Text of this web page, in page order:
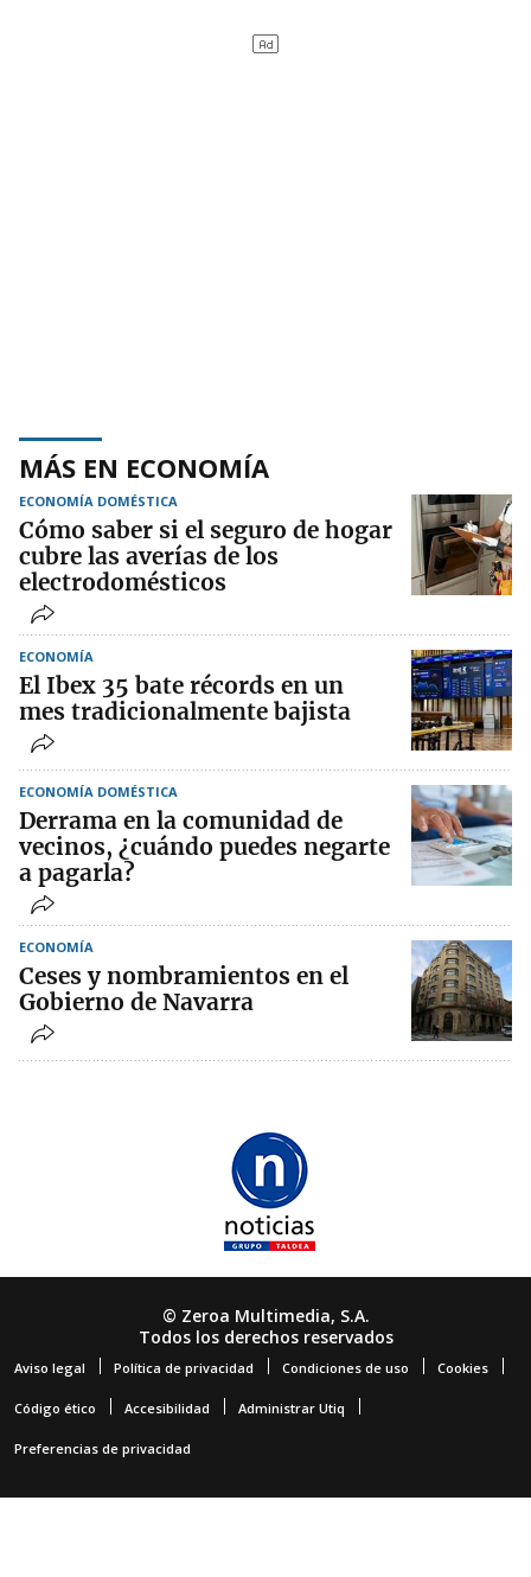
MÁS EN ECONOMÍA
ECONOMÍA DOMÉSTICA
Cómo saber si el seguro de hogar
cubre las averías de los
electrodomésticos
ECONOMÍA
El Ibex 35 bate récords en un
mes tradicionalmente bajista
ECONOMÍA DOMÉSTICA
Derrama en la comunidad de
vecinos, ¿cuándo puedes negarte
a pagarla?
ECONOMÍA
Ceses y nombramientos en el
Gobierno de Navarra
© Zeroa Multimedia, S.A.
Todos los derechos reservados
Aviso legal Política de privacidad Condiciones de uso Cookies
Código ético Accesibilidad Administrar Utiq
Preferencias de privacidad